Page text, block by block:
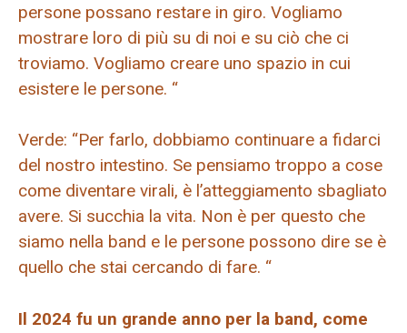
persone possano restare in giro. Vogliamo
mostrare loro di più su di noi e su ciò che ci
troviamo. Vogliamo creare uno spazio in cui
esistere le persone. “
Verde: “Per farlo, dobbiamo continuare a fidarci
del nostro intestino. Se pensiamo troppo a cose
come diventare virali, è l’atteggiamento sbagliato
avere. Si succhia la vita. Non è per questo che
siamo nella band e le persone possono dire se è
quello che stai cercando di fare. “
Il 2024 fu un grande anno per la band, come